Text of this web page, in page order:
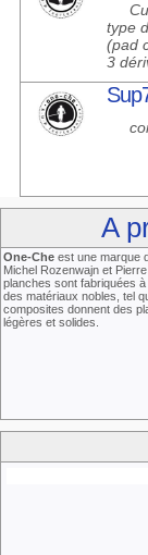
type
(pad
3
A
One-Che est une marque
Michel Rozenwajn et
planches sont fabriquées
des matériaux nobles, tel
composites donnent des
légères et solides.